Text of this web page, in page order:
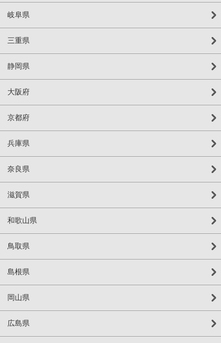
岐阜県
三重県
静岡県
大阪府
京都府
兵庫県
奈良県
滋賀県
和歌山県
鳥取県
島根県
岡山県
広島県